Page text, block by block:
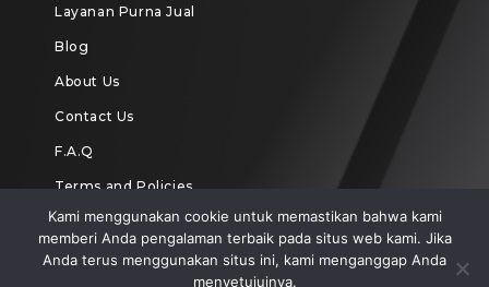
Layanan Purna Jual
Blog
About Us
Contact Us
F.A.Q
Terms and Policies
Kami menggunakan cookie untuk memastikan bahwa kami
memberi Anda pengalaman terbaik pada situs web kami. Jika
Anda terus menggunakan situs ini, kami menganggap Anda
menyetujuinya.